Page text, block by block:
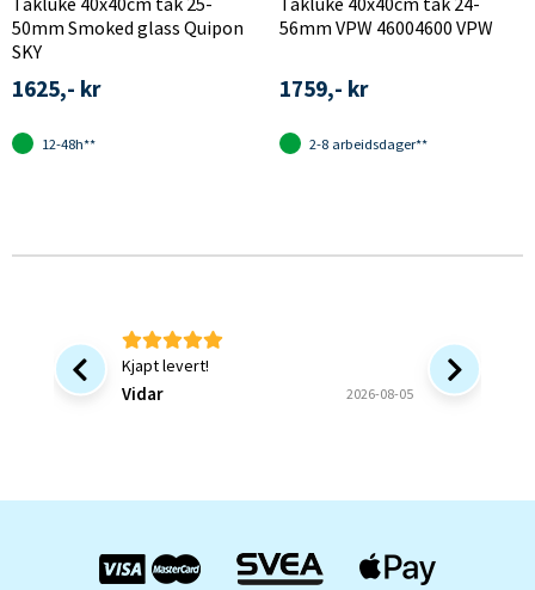
50mm Smoked glass Quipon
SKY
1625,- kr
12-48h**
56mm VPW 46004600 VPW
1759,- kr
2-8 arbeidsdager**
Kjapt levert!
Vidar 2026-08-05
Bra at